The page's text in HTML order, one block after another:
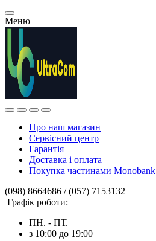
Меню
Про наш магазин
Сервісний центр
Гарантія
Доставка і оплата
Покупка частинами Monobank
(098) 8664686 / (057) 7153132
Графік роботи:
ПН. - ПТ.
з 10:00 до 19:00